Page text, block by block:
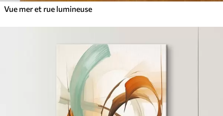
Vue mer et rue lumineuse